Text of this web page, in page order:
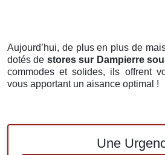
Aujourd’hui, de plus en plus de
dotés de stores sur Dampierre
commodes et solides, ils offrent
vous apportant un aisance optimal !
Une